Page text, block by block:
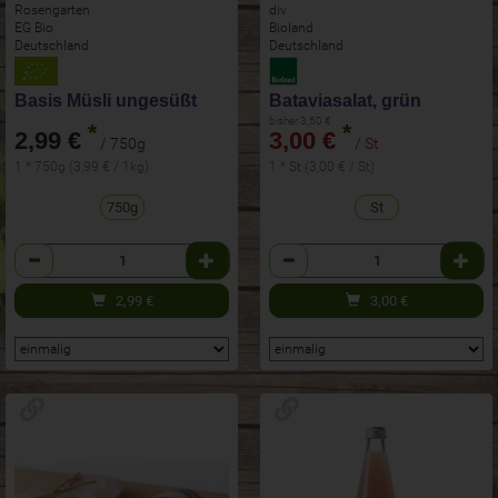
Rosengarten
EG Bio
Deutschland
Basis Müsli ungesüßt
2,99 € * / 750g
1 * 750g (3,99 € / 1kg)
750g
Anzahl
2,99 €
div
Bioland
Deutschland
Bataviasalat, grün
bisher 3,50 €
3,00 € * / St
1 * St (3,00 € / St)
St
Anzahl
3,00 €